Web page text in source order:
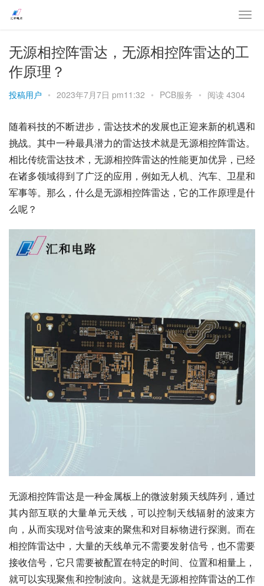
无源相控阵雷达，无源相控阵雷达的工
作原理？
投稿用户 • 2023年7月7日 pm11:32 • PCB服务 • 阅读 4304
随着科技的不断进步，雷达技术的发展也正迎来新的机遇和
挑战。其中一种最具潜力的雷达技术就是无源相控阵雷达。
相比传统雷达技术，无源相控阵雷达的性能更加优异，已经
在诸多领域得到了广泛的应用，例如无人机、汽车、卫星和
军事等。那么，什么是无源相控阵雷达，它的工作原理是什
么呢？
无源相控阵雷达是一种金属板上的微波射频天线阵列，通过
其内部互联的大量单元天线，可以控制天线辐射的波束方
向，从而实现对信号波束的聚焦和对目标物进行探测。而在
相控阵雷达中，大量的天线单元不需要发射信号，也不需要
接收信号，它只需要被配置在特定的时间、位置和相量上，
就可以实现聚焦和控制波向。这就是无源相控阵雷达的工作